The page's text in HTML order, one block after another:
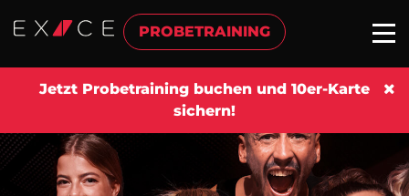
PROBETRAINING
Jetzt Probetraining buchen und 10er-Karte
sichern!